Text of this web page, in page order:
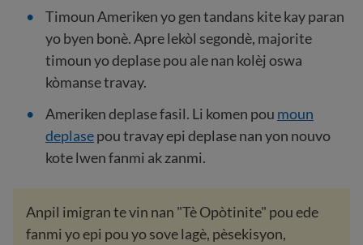
Timoun Ameriken yo gen tandans kite kay paran
yo byen bonè. Apre lekòl segondè, majorite
timoun yo deplase pou ale nan kolèj oswa
kòmanse travay.
Ameriken deplase fasil. Li komen pou moun
deplasepou travay epi deplase nan yon nouvo
kote lwen fanmi ak zanmi.
Anpil imigran te vin nan "Tè Opòtinite" pou ede
fanmi yo epi pou yo sove lagè, pèsekisyon,